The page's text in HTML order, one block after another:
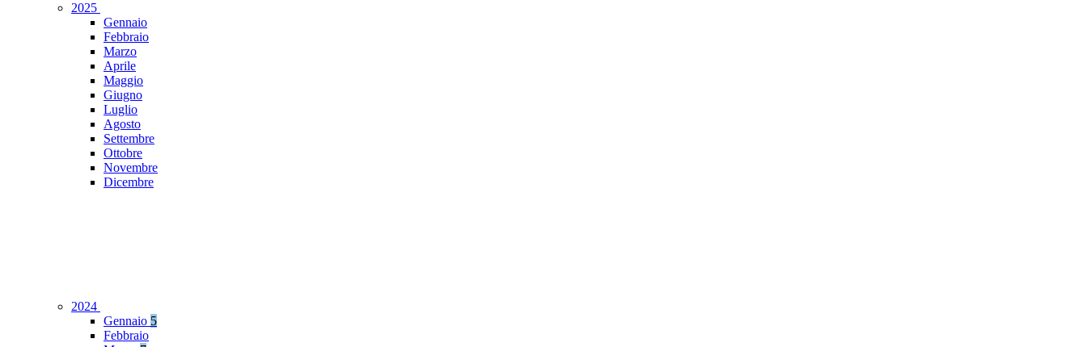
2025
Gennaio
Febbraio
Marzo
Aprile
Maggio
Giugno
Luglio
Agosto
Settembre
Ottobre
Novembre
Dicembre
2024
Gennaio 5
Febbraio